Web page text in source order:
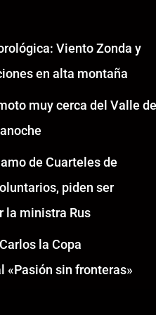
Viento Zonda y
en alta montaña
muy cerca del Valle de
de Cuarteles de
piden ser
la ministra Rus
la Copa
«Pasión sin fronteras»